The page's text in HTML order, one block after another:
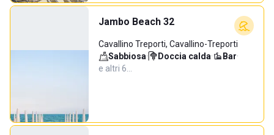
Jambo Beach 32
Cavallino Treporti, Cavallino-Treporti
Sabbiosa· Doccia calda· Bar·
e altri 6…